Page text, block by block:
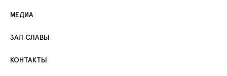
МЕДИА
ЗАЛ СЛАВЫ
КОНТАКТЫ